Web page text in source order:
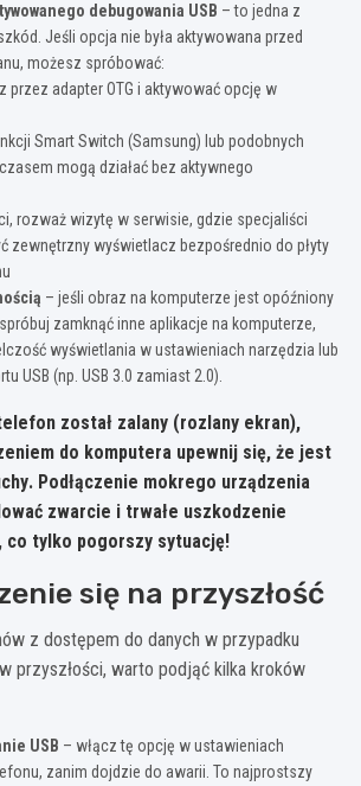
debugowania USB – to jedna z
Jeśli opcja nie była aktywowana przed
możesz spróbować:
przez adapter OTG i aktywować opcję w
Smart Switch (Samsung) lub podobnych
mogą działać bez aktywnego
rozważ wizytę w serwisie, gdzie specjaliści
zewnętrzny wyświetlacz bezpośrednio do płyty
– jeśli obraz na komputerze jest opóźniony
zamknąć inne aplikacje na komputerze,
wyświetlania w ustawieniach narzędzia lub
USB (np. USB 3.0 zamiast 2.0).
został zalany (rozlany ekran),
do komputera upewnij się, że jest
. Podłączenie mokrego urządzenia
zwarcie i trwałe uszkodzenie
co tylko pogorszy sytuację!
się na przyszłość
z dostępem do danych w przypadku
przyszłości, warto podjąć kilka kroków
USB – włącz tę opcję w ustawieniach
zanim dojdzie do awarii. To najprostszy